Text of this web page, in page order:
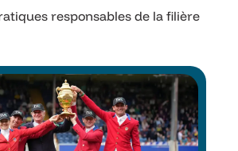
responsables de la filière